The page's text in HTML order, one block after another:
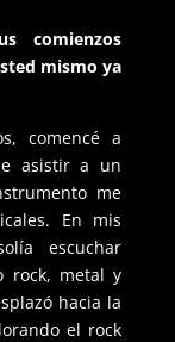
comienzos
mismo ya
comencé a
asistir a un
me
En mis
escuchar
rock, metal y
hacia la
el rock